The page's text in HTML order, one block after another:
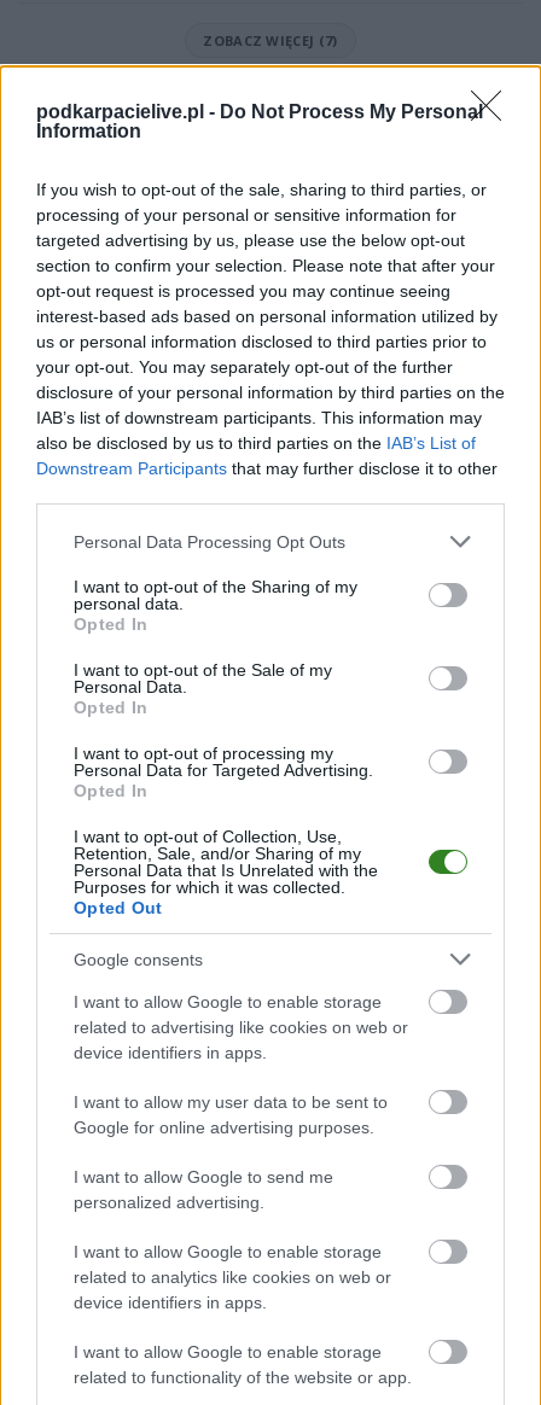
podkarpacielive.pl - Do Not Process My Personal
Information
If you wish to opt-out of the sale, sharing to third parties, or
processing of your personal or sensitive information for
targeted advertising by us, please use the below opt-out
section to confirm your selection. Please note that after your
opt-out request is processed you may continue seeing
interest-based ads based on personal information utilized by
us or personal information disclosed to third parties prior to
your opt-out. You may separately opt-out of the further
disclosure of your personal information by third parties on the
IAB’s list of downstream participants. This information may
also be disclosed by us to third parties on the IAB’s List of
Downstream Participants that may further disclose it to other
Please note that this website/app uses one or more Google
not limited to your visit or usage behaviour. You may click to
grant or deny consent to Google and its third-party tags to
use your data for below specified purposes in below Google
consent section.
Personal Data Processing Opt Outs
I want to opt-out of the Sharing of my
personal data.
Opted In
I want to opt-out of the Sale of my
Personal Data.
Opted In
I want to opt-out of processing my
Personal Data for Targeted Advertising.
Opted In
I want to opt-out of Collection, Use,
Retention, Sale, and/or Sharing of my
Personal Data that Is Unrelated with the
Purposes for which it was collected.
Opted Out
Google consents
I want to allow Google to enable storage
related to advertising like cookies on web or
device identifiers in apps.
I want to allow my user data to be sent to
Google for online advertising purposes.
I want to allow Google to send me
personalized advertising.
I want to allow Google to enable storage
related to analytics like cookies on web or
device identifiers in apps.
I want to allow Google to enable storage
related to functionality of the website or app.
ZOBACZ WIĘCEJ (7)
Mecz OKS Wielowieś - KS Żupawa (Stalowa Wola > Klasa B, gr. I)
Spotkanie pomiędzyOKS Wielowieś i KS Żupawa rozegrane zostanie w
ramach Stalowa Wola > Klasa B, gr. I (19. kolejki - Stalowa Wola > Klasa B,
Na stroniePodkarpacieLive.pl znajdzieszwynik meczu, strzelców
bramek, kartki, składy, statystyki i informacje o przebiegu
spotkania. To kompletne źródło danych dla kibiców i pasjonatów
lokalnej piłki nożnej. Jeżeli aktualnie nie widzisz tutaj danych z pewnością
pracujemy nad tym żeby je uzupełnić.
Wynik meczu OKS Wielowieś vs KS Żupawa
Po zakończeniu spotkania automatycznie publikujemyoficjalny wynik
spotkania, a także dane meczowe, jeśli są dostępne.
Pełny harmonogram rozgrywek dostępny jest tutaj:Stalowa Wola >
Klasa B, gr. I - terminarz
Informacje o składach i strzelcach
W miarę dostępności danych, publikujemyskłady wyjściowe,
aktualizujemy zależnie od poziomu ligi i dostępnych źródeł.
Śledź mecze swojej drużyny
Jeśli jesteś kibicem klubu OKS Wielowieś lub KS Żupawa - zaglądaj tutaj
meczów, wynikach, transferach i newsach klubowych
PodkarpacieLive.pl to największa baza
piłkarskichw województwie. Sprawdź nasze relacje, śledź ulubioną ligę i
Analiza przed meczem: OKS Wielowieś vs KS Żupawa
Stalowa Wola > Klasa B, gr. I. Spotkanie zostanie rozegrane w dniu 27
kwietnia 2025. Początek meczu o godz. 11:00.
OKS Wielowieśprzystępuje do tego spotkania w roli gospodarza. Jak
drużyna radzi sobie w sezonie 2024/2025 rozgrywek Stalowa Wola >
Klasa B, gr. I przed własną publicznością? Na tej stronie możecie
zobaczyć tabelę uwzględniającą tylko mecze u siebie. W tabeli biorącej
spisuje się klubKS Żupawa.
Stalowa Wola > Klasa B, gr. I - sytuacja w tabeli
Wielowieś) zajmują
5. miejsce
w tabeli. Goście (KS Żupawa) plasują się na
2. miejscu.
bramkowe.
OKS Wielowieś vs. KS Żupawa - relacja, wynik na żywo, transmisja
Wynik meczu OKS Wielowieś - KS Żupawa znajdziesz na naszej stronie
zaraz po jego zakończeniu. Jeżeli szukasz informacji meczowych, zajrzyj
OKS Wielowieś vs. KS Żupawa - wynik, składy, strzelcy
Jeżeli w internecie lub TV dostępna jest
albo innych spotkań Stalowa Wola >
Klasa B, gr. I na pewno znajdziesz takie informacje na naszym portalu.
Możliwe jednak, że nigdzie nie pojawi się stream online z tego pojedynku.